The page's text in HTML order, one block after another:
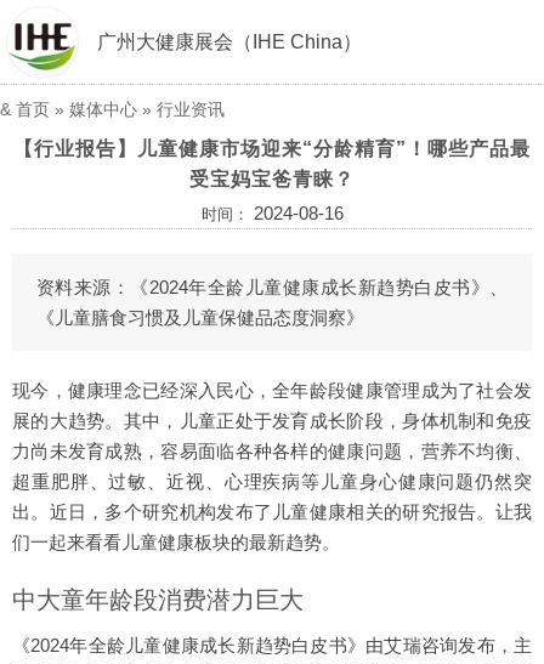
广州大健康展会（IHE China）
& 首页 » 媒体中心 » 行业资讯
【行业报告】儿童健康市场迎来“分龄精育”！哪些产品最
受宝妈宝爸青睐？
时间： 2024-08-16
资料来源：《2024年全龄儿童健康成长新趋势白皮书》、
《儿童膳食习惯及儿童保健品态度洞察》
现今，健康理念已经深入民心，全年龄段健康管理成为了社会发
展的大趋势。其中，儿童正处于发育成长阶段，身体机制和免疫
力尚未发育成熟，容易面临各种各样的健康问题，营养不均衡、
超重肥胖、过敏、近视、心理疾病等儿童身心健康问题仍然突
出。近日，多个研究机构发布了儿童健康相关的研究报告。让我
们一起来看看儿童健康板块的最新趋势。
中大童年龄段消费潜力巨大
《2024年全龄儿童健康成长新趋势白皮书》由艾瑞咨询发布，主